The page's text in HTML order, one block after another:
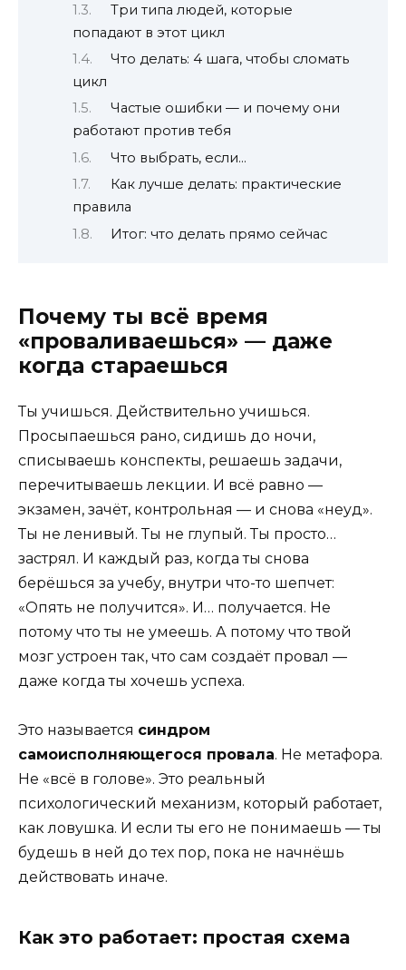
Три типа людей, которые
попадают в этот цикл
Что делать: 4 шага, чтобы сломать
цикл
Частые ошибки — и почему они
работают против тебя
Что выбрать, если…
Как лучше делать: практические
правила
Итог: что делать прямо сейчас
Почему ты всё время
«проваливаешься» — даже
когда стараешься
Ты учишься. Действительно учишься.
Просыпаешься рано, сидишь до ночи,
списываешь конспекты, решаешь задачи,
перечитываешь лекции. И всё равно —
экзамен, зачёт, контрольная — и снова «неуд».
Ты не ленивый. Ты не глупый. Ты просто…
застрял. И каждый раз, когда ты снова
берёшься за учебу, внутри что-то шепчет:
«Опять не получится». И… получается. Не
потому что ты не умеешь. А потому что твой
мозг устроен так, что сам создаёт провал —
даже когда ты хочешь успеха.
Это называется синдром
самоисполняющегося провала. Не метафора.
Не «всё в голове». Это реальный
психологический механизм, который работает,
как ловушка. И если ты его не понимаешь — ты
будешь в ней до тех пор, пока не начнёшь
действовать иначе.
Как это работает: простая схема